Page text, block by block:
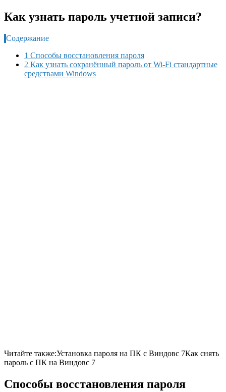
Как узнать пароль учетной записи?
Содержание
1 Способы восстановления пароля
2 Как узнать сохранённый пароль от Wi-Fi стандартные
средствами Windows
Читайте также:Установка пароля на ПК с Виндовс 7Как снять
пароль с ПК на Виндовс 7
Способы восстановления пароля